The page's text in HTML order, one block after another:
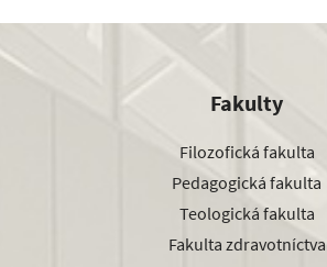
Fakulty
Filozofická fakulta
Pedagogická fakulta
Teologická fakulta
Fakulta zdravotníctva